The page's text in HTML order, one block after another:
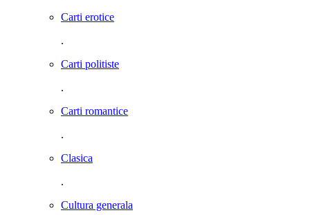
Carti erotice
.
Carti politiste
.
Carti romantice
.
Clasica
.
Cultura generala